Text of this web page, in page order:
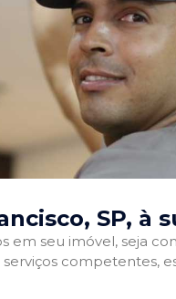
SP, à
em seu imóvel, seja
competentes,